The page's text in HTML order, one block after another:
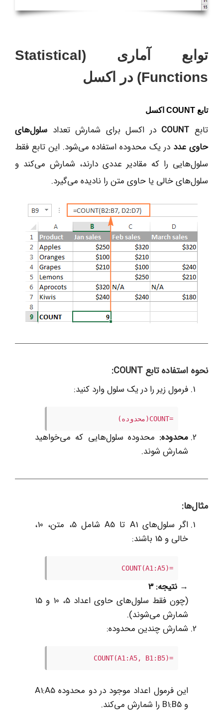
توابع آماری (Statistical
Functions) در اکسل
تابع COUNT اکسل
تابع COUNT در اکسل برای شمارش تعداد سلول‌های
حاوی عدد در یک محدوده استفاده می‌شود. این تابع فقط
سلول‌هایی را که مقادیر عددی دارند، شمارش می‌کند و
سلول‌های خالی یا حاوی متن را نادیده می‌گیرد.
نحوه استفاده تابع COUNT:
فرمول زیر را در یک سلول وارد کنید:
=COUNT(محدوده)
محدوده: محدوده سلول‌هایی که می‌خواهید
شمارش شوند.
مثال‌ها:
اگر سلول‌های A1 تا A5 شامل 5، متن، 10،
خالی و 15 باشند:
=COUNT(A1:A5)
→ نتیجه: 3
(چون فقط سلول‌های حاوی اعداد 5، 10 و 15
شمارش می‌شوند).
شمارش چندین محدوده:
=COUNT(A1:A5, B1:B5)
این فرمول اعداد موجود در دو محدوده A1:A5
و B1:B5 را شمارش می‌کند.